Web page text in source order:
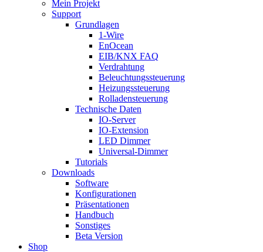
Mein Projekt
Support
Grundlagen
1-Wire
EnOcean
EIB/KNX FAQ
Verdrahtung
Beleuchtungssteuerung
Heizungssteuerung
Rolladensteuerung
Technische Daten
IO-Server
IO-Extension
LED Dimmer
Universal-Dimmer
Tutorials
Downloads
Software
Konfigurationen
Präsentationen
Handbuch
Sonstiges
Beta Version
Shop